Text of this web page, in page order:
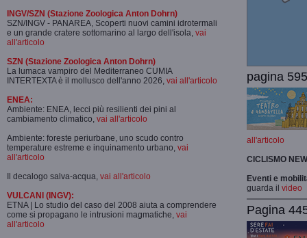
INGV/SZN (Stazione Zoologica Anton Dohrn)
SZN/INGV - PANAREA, Scoperti nuovi camini idrotermali
e un grande cratere sottomarino al largo dell'isola, vai
all'articolo
SZN (Stazione Zoologica Anton Dohrn)
La lumaca vampiro del Mediterraneo CUMIA
INTERTEXTA è il mollusco dell'anno 2026, vai all'articolo
ENEA:
Ambiente: ENEA, lecci più resilienti dei pini al
cambiamento climatico, vai all'articolo
Ambiente: foreste periurbane, uno scudo contro
temperature estreme e inquinamento urbano, vai
all'articolo
Il decalogo salva-acqua, vai all'articolo
VULCANI (INGV):
ETNA | Lo studio del caso del 2008 aiuta a comprendere
come si propagano le intrusioni magmatiche, vai
all'articolo
pagina
all'articolo
CICLISMO
Eventi e
guarda il video
Pagina